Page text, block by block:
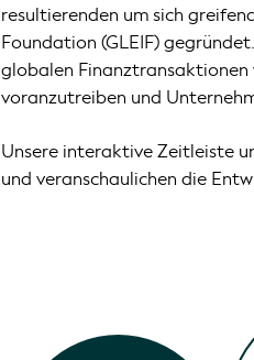
resultierenden um sich
Foundation (GLEIF)
globalen Finanztransaktionen
voranzutreiben und
Unsere interaktive Zeitleiste
und veranschaulichen die